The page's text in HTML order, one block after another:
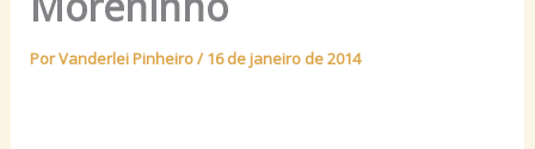
PorVanderlei Pinheiro/ 16 de janeiro de 2014